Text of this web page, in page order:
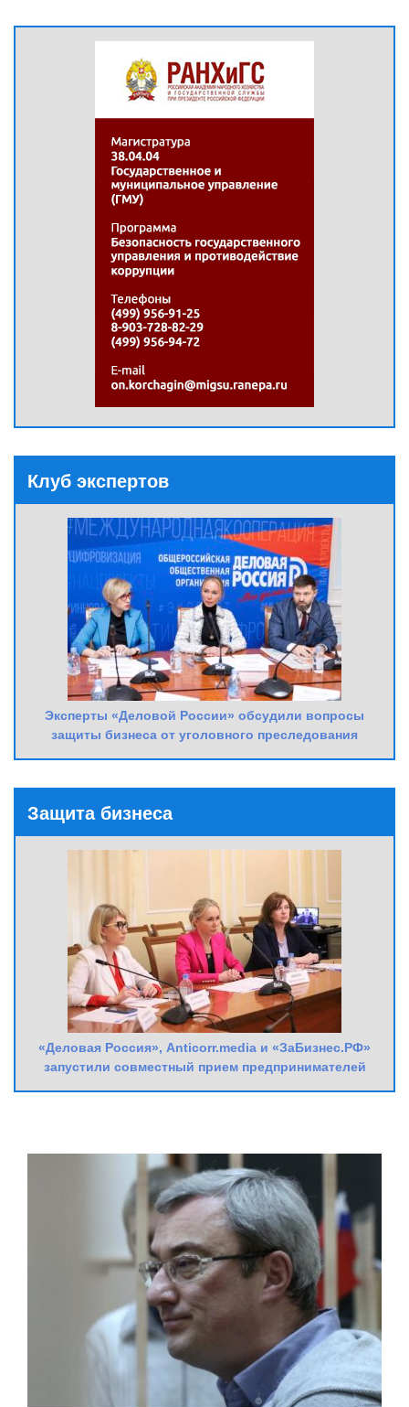
Клуб экспертов
Эксперты «Деловой России» обсудили вопросы
защиты бизнеса от уголовного преследования
Защита бизнеса
«Деловая Россия», Anticorr.media и «ЗаБизнес.РФ»
запустили совместный прием предпринимателей